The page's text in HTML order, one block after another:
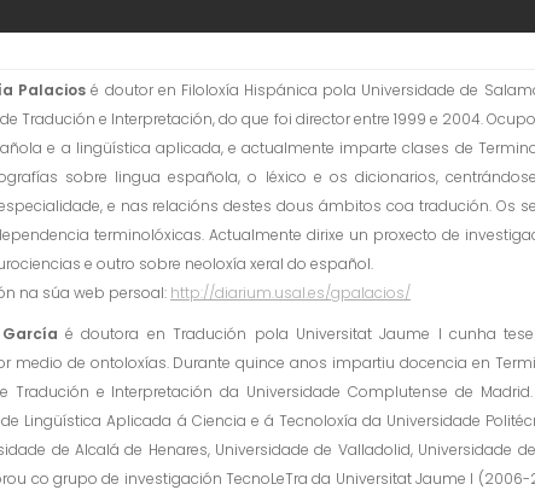
Palacios é doutor en Filoloxía Hispánica pola Universidade de
Tradución e Interpretación, do que foi director entre 1999 e 2004.
e a lingüística aplicada, e actualmente imparte clases de
sobre lingua española, o léxico e os dicionarios,
e nas relacións destes dous ámbitos coa tradución. Os
terminolóxicas. Actualmente dirixe un proxecto de
e outro sobre neoloxía xeral do español.
na súa web persoal: http://diarium.usal.es/gpalacios/
é doutora en Tradución pola Universitat Jaume I cunha
medio de ontoloxías. Durante quince anos impartiu docencia en
Tradución e Interpretación da Universidade Complutense de
Lingüística Aplicada á Ciencia e á Tecnoloxía da Universidade
de Alcalá de Henares, Universidade de Valladolid, Universidade
co grupo de investigación TecnoLeTra da Universitat Jaume I